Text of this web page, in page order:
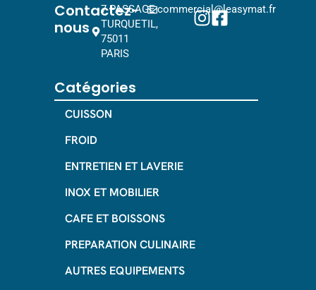
Contactez-
nous
7 PASSAGE
TURQUETIL,
75011
PARIS
commercial@leasymat.fr
Catégories
CUISSON
FROID
ENTRETIEN ET LAVERIE
INOX ET MOBILIER
CAFE ET BOISSONS
PREPARATION CULINAIRE
AUTRES EQUIPEMENTS